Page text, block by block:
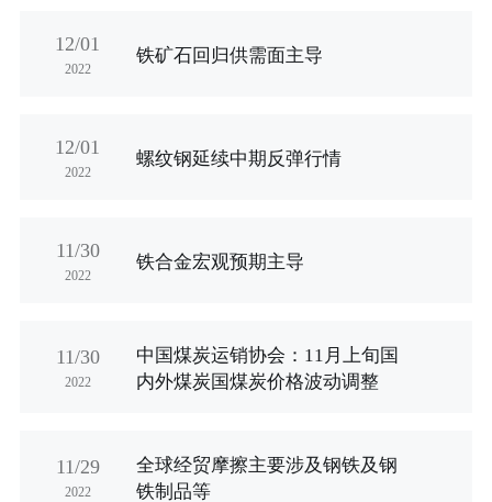
12/01
2022
铁矿石回归供需面主导
12/01
2022
螺纹钢延续中期反弹行情
11/30
2022
铁合金宏观预期主导
11/30
2022
中国煤炭运销协会：11月上旬国
内外煤炭国煤炭价格波动调整
11/29
2022
全球经贸摩擦主要涉及钢铁及钢
铁制品等